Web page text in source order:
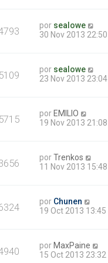
por sealowe
30 Nov 2013 22:50
5109 por sealowe
23 Nov 2013 23:04
5715 por EMILIO
19 Nov 2013 21:08
porTrenkos
11 Nov 2013 15:48
por Chunen
19 Oct 2013 13:45
por MaxPaine
15 Oct 2013 23:32